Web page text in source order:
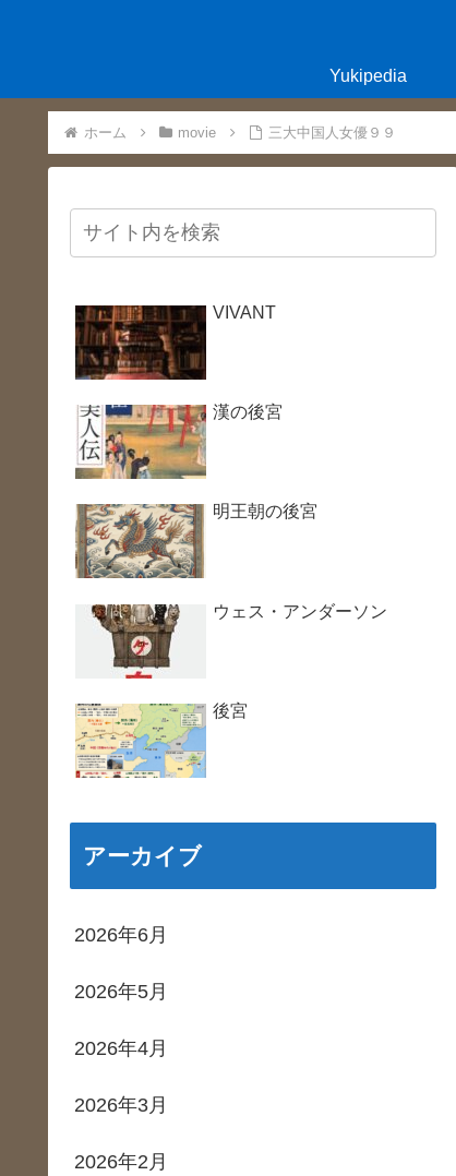
Yukipedia
ホーム movie 三大中国人女優９９
VIVANT
漢の後宮
明王朝の後宮
ウェス・アンダーソン
後宮
アーカイブ
2026年6月
2026年5月
2026年4月
2026年3月
2026年2月